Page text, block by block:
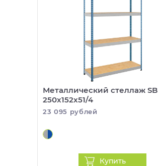
Металлический стеллаж SB
250x152x51/4
23 095 рублей
Купить